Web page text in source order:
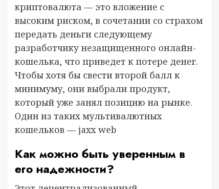
криптовалюта — это вложение с
высоким риском, в сочетании со страхом
передать деньги следующему
разработчику незащищенного онлайн-
кошелька, что приведет к потере денег.
Чтобы хотя бы свести второй балл к
минимуму, они выбрали продукт,
который уже занял позицию на рынке.
Один из таких мультивалютных
кошельков — jaxx web
Как можно быть уверенным в
его надежности?